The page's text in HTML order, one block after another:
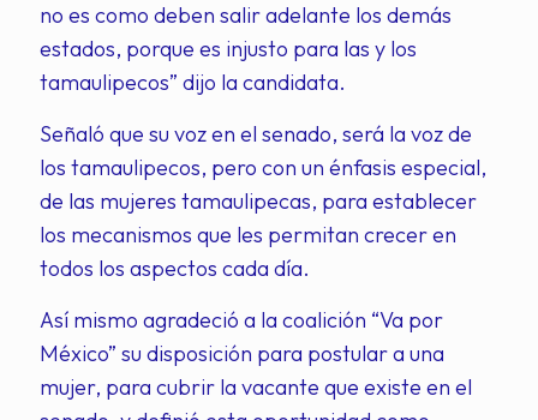
no es como deben salir adelante los demás
estados, porque es injusto para las y los
tamaulipecos” dijo la candidata.
Señaló que su voz en el senado, será la voz de
los tamaulipecos, pero con un énfasis especial,
de las mujeres tamaulipecas, para establecer
los mecanismos que les permitan crecer en
todos los aspectos cada día.
Así mismo agradeció a la coalición “Va por
México” su disposición para postular a una
mujer, para cubrir la vacante que existe en el